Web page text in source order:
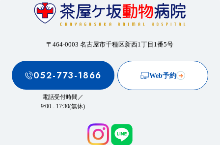
〒464-0003 名古屋市千種区新西1丁目1番5号
052-773-1866
電話受付時間／
9:00 - 17:30(無休)
Web予約